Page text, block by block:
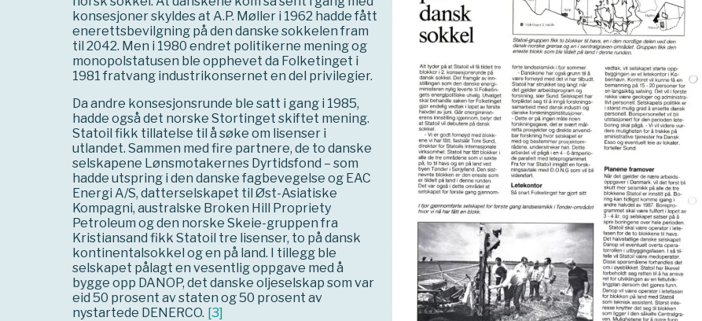
konsesjoner skyldes at A.P. Møller i 1962 hadde fått
enerettsbevilgning på den danske sokkelen fram
til 2042. Men i 1980 endret politikerne mening og
monopolstatusen ble opphevet da Folketinget i
1981 fratvang industrikonsernet en del privilegier.
Da andre konsesjonsrunde ble satt i gang i 1985,
hadde også det norske Stortinget skiftet mening.
Statoil fikk tillatelse til å søke om lisenser i
utlandet. Sammen med fire partnere, de to danske
selskapene Lønsmotakernes Dyrtidsfond – som
hadde utspring i den danske fagbevegelse og EAC
Energi A/S, datterselskapet til Øst-Asiatiske
Kompagni, australske Broken Hill Propriety
Petroleum og den norske Skeie-gruppen fra
Kristiansand fikk Statoil tre lisenser, to på dansk
kontinentalsokkel og en på land. I tillegg ble
selskapet pålagt en vesentlig oppgave med å
bygge opp DANOP, det danske oljeselskap som var
eid 50 prosent av staten og 50 prosent av
nystartede DENERCO. [3]